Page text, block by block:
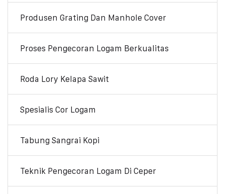
Produsen Grating Dan Manhole Cover
Proses Pengecoran Logam Berkualitas
Roda Lory Kelapa Sawit
Spesialis Cor Logam
Tabung Sangrai Kopi
Teknik Pengecoran Logam Di Ceper